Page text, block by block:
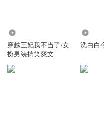
穿越王妃我不当了/女
扮男装搞笑爽文
洗白白